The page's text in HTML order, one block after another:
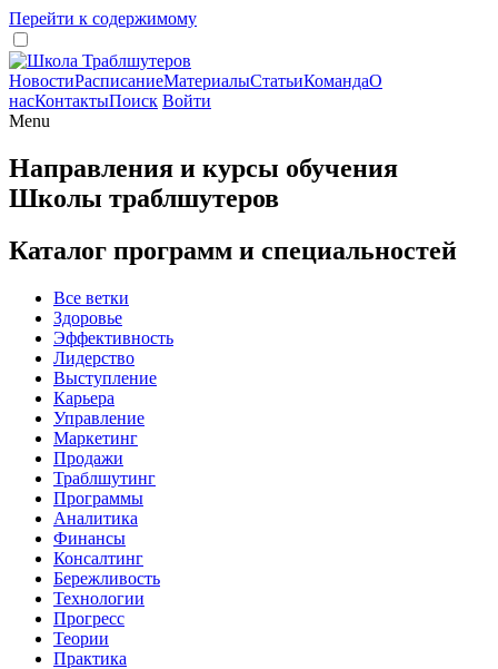
Перейти к содержимому
НовостиРасписаниеМатериалыСтатьиКомандаО
насКонтактыПоиск Войти
Menu
Направления и курсы обучения
Школы траблшутеров
Каталог программ и специальностей
Все ветки
Здоровье
Эффективность
Лидерство
Выступление
Карьера
Управление
Маркетинг
Продажи
Траблшутинг
Программы
Аналитика
Финансы
Консалтинг
Бережливость
Технологии
Прогресс
Теории
Практика